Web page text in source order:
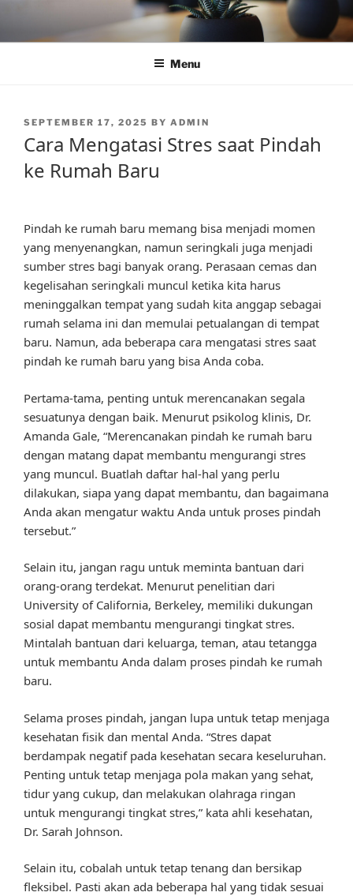
content
Menu
POSTED
SEPTEMBER 17, 2025 BY ADMIN
Cara Mengatasi Stres saat Pindah
ke Rumah Baru
Pindah ke rumah baru memang bisa menjadi momen
yang menyenangkan, namun seringkali juga menjadi
sumber stres bagi banyak orang. Perasaan cemas dan
kegelisahan seringkali muncul ketika kita harus
meninggalkan tempat yang sudah kita anggap sebagai
rumah selama ini dan memulai petualangan di tempat
baru. Namun, ada beberapa cara mengatasi stres saat
pindah ke rumah baru yang bisa Anda coba.
Pertama-tama, penting untuk merencanakan segala
sesuatunya dengan baik. Menurut psikolog klinis, Dr.
Amanda Gale, “Merencanakan pindah ke rumah baru
dengan matang dapat membantu mengurangi stres
yang muncul. Buatlah daftar hal-hal yang perlu
dilakukan, siapa yang dapat membantu, dan bagaimana
Anda akan mengatur waktu Anda untuk proses pindah
tersebut.”
Selain itu, jangan ragu untuk meminta bantuan dari
orang-orang terdekat. Menurut penelitian dari
University of California, Berkeley, memiliki dukungan
sosial dapat membantu mengurangi tingkat stres.
Mintalah bantuan dari keluarga, teman, atau tetangga
untuk membantu Anda dalam proses pindah ke rumah
baru.
Selama proses pindah, jangan lupa untuk tetap menjaga
kesehatan fisik dan mental Anda. “Stres dapat
berdampak negatif pada kesehatan secara keseluruhan.
Penting untuk tetap menjaga pola makan yang sehat,
tidur yang cukup, dan melakukan olahraga ringan
untuk mengurangi tingkat stres,” kata ahli kesehatan,
Dr. Sarah Johnson.
Selain itu, cobalah untuk tetap tenang dan bersikap
fleksibel. Pasti akan ada beberapa hal yang tidak sesuai